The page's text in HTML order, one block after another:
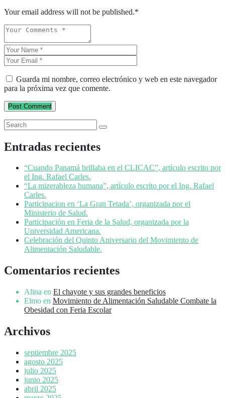
Your email address will not be published.*
Guarda mi nombre, correo electrónico y web en este navegador
para la próxima vez que comente.
Post Comment
Entradas recientes
“Cuando Panamá brillaba en el CLICAC”, artículo escrito por
el Ing. Rafael Carles.
“La mizerableza humana”, artículo escrito por el Ing. Rafael
Carles.
Participacion en ‘La Gran Tetada’, organizada por el
Ministerio de Salud.
Participación en Feria de la Salud, organizada por la
Universidad Americana.
Celebración del Quinto Aniversario del Movimiento de
Alimentación Saludable.
Comentarios recientes
Alina en El chayote y sus grandes beneficios
Elmo en Movimiento de Alimentación Saludable Combate la
Obesidad con Feria Escolar
Archivos
septiembre 2025
agosto 2025
julio 2025
junio 2025
abril 2025